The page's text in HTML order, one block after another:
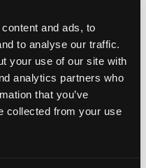
and ads, to
to analyse our traffic.
your use of our site with
analytics partners who
that you’ve
collected from your use